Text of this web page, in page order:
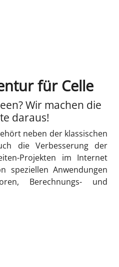
für Celle
Wir machen die
daraus!
neben der klassischen
die Verbesserung der
Projekten im Internet
speziellen Anwendungen
Berechnungs- und